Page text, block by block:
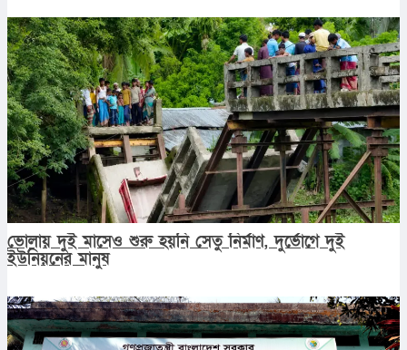
ভোলায় দুই মাসেও শুরু হয়নি সেতু নির্মাণ, দুর্ভোগে দুই
ইউনিয়নের মানুষ